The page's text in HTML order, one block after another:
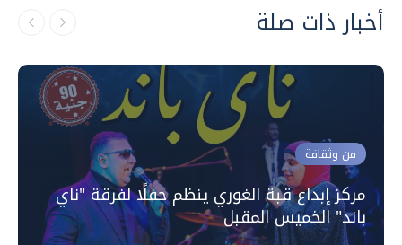
أخبار ذات صلة
فن وثقافة
مركز إبداع قبة الغوري ينظم حفلًا لفرقة "ناي
باند" الخميس المقبل